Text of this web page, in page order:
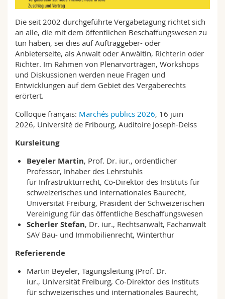
Sciences et médecine
Interfacultaire
Collaborateurs
Doctorants
Webmail
Programme des cours
MyUnifr
Die seit 2002 durchgeführte Vergabetagung richtet sich
an alle, die mit dem öffentlichen Beschaffungswesen zu
tun haben, sei dies auf Auftraggeber- oder
Anbieterseite, als Anwalt oder Anwältin, Richterin oder
Richter. Im Rahmen von Plenarvorträgen, Workshops
und Diskussionen werden neue Fragen und
Entwicklungen auf dem Gebiet des Vergaberechts
erörtert.
Colloque français: Marchés publics 2026, 16 juin
2026, Université de Fribourg, Auditoire Joseph-Deiss
Kursleitung
Beyeler Martin, Prof. Dr. iur., ordentlicher
Professor, Inhaber des Lehrstuhls
für Infrastrukturrecht, Co-Direktor des Instituts für
schweizerisches und internationales Baurecht,
Universität Freiburg, Präsident der Schweizerischen
Vereinigung für das öffentliche Beschaffungswesen
Scherler Stefan, Dr. iur., Rechtsanwalt, Fachanwalt
SAV Bau- und Immobilienrecht, Winterthur
Referierende
Martin Beyeler, Tagungsleitung (Prof. Dr.
iur., Universität Freiburg, Co-Direktor des Instituts
für schweizerisches und internationales Baurecht,